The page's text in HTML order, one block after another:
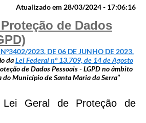
Atualizado em 28/03/2024 - 17:06:16
de Dados
2023, DE 06 DE JUNHO DE 2023.
daLei Federal nº 13.709, de 14 de Agosto
de Dados Pessoais - LGPD no âmbito
Município de Santa Maria da Serra”
Geral de Proteção de